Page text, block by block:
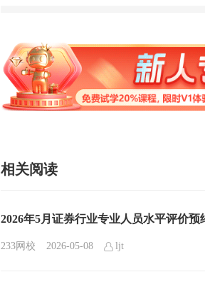
相关阅读
2026年5月证券行业专业人员水平评价预
233网校 2026-05-08 ljt